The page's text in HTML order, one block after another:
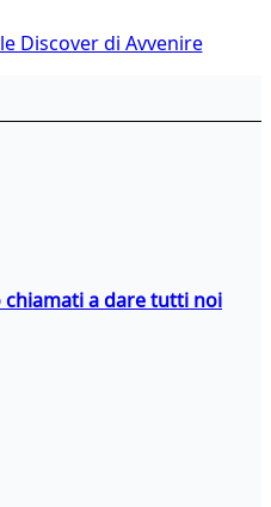
Discover di Avvenire
a dare tutti noi